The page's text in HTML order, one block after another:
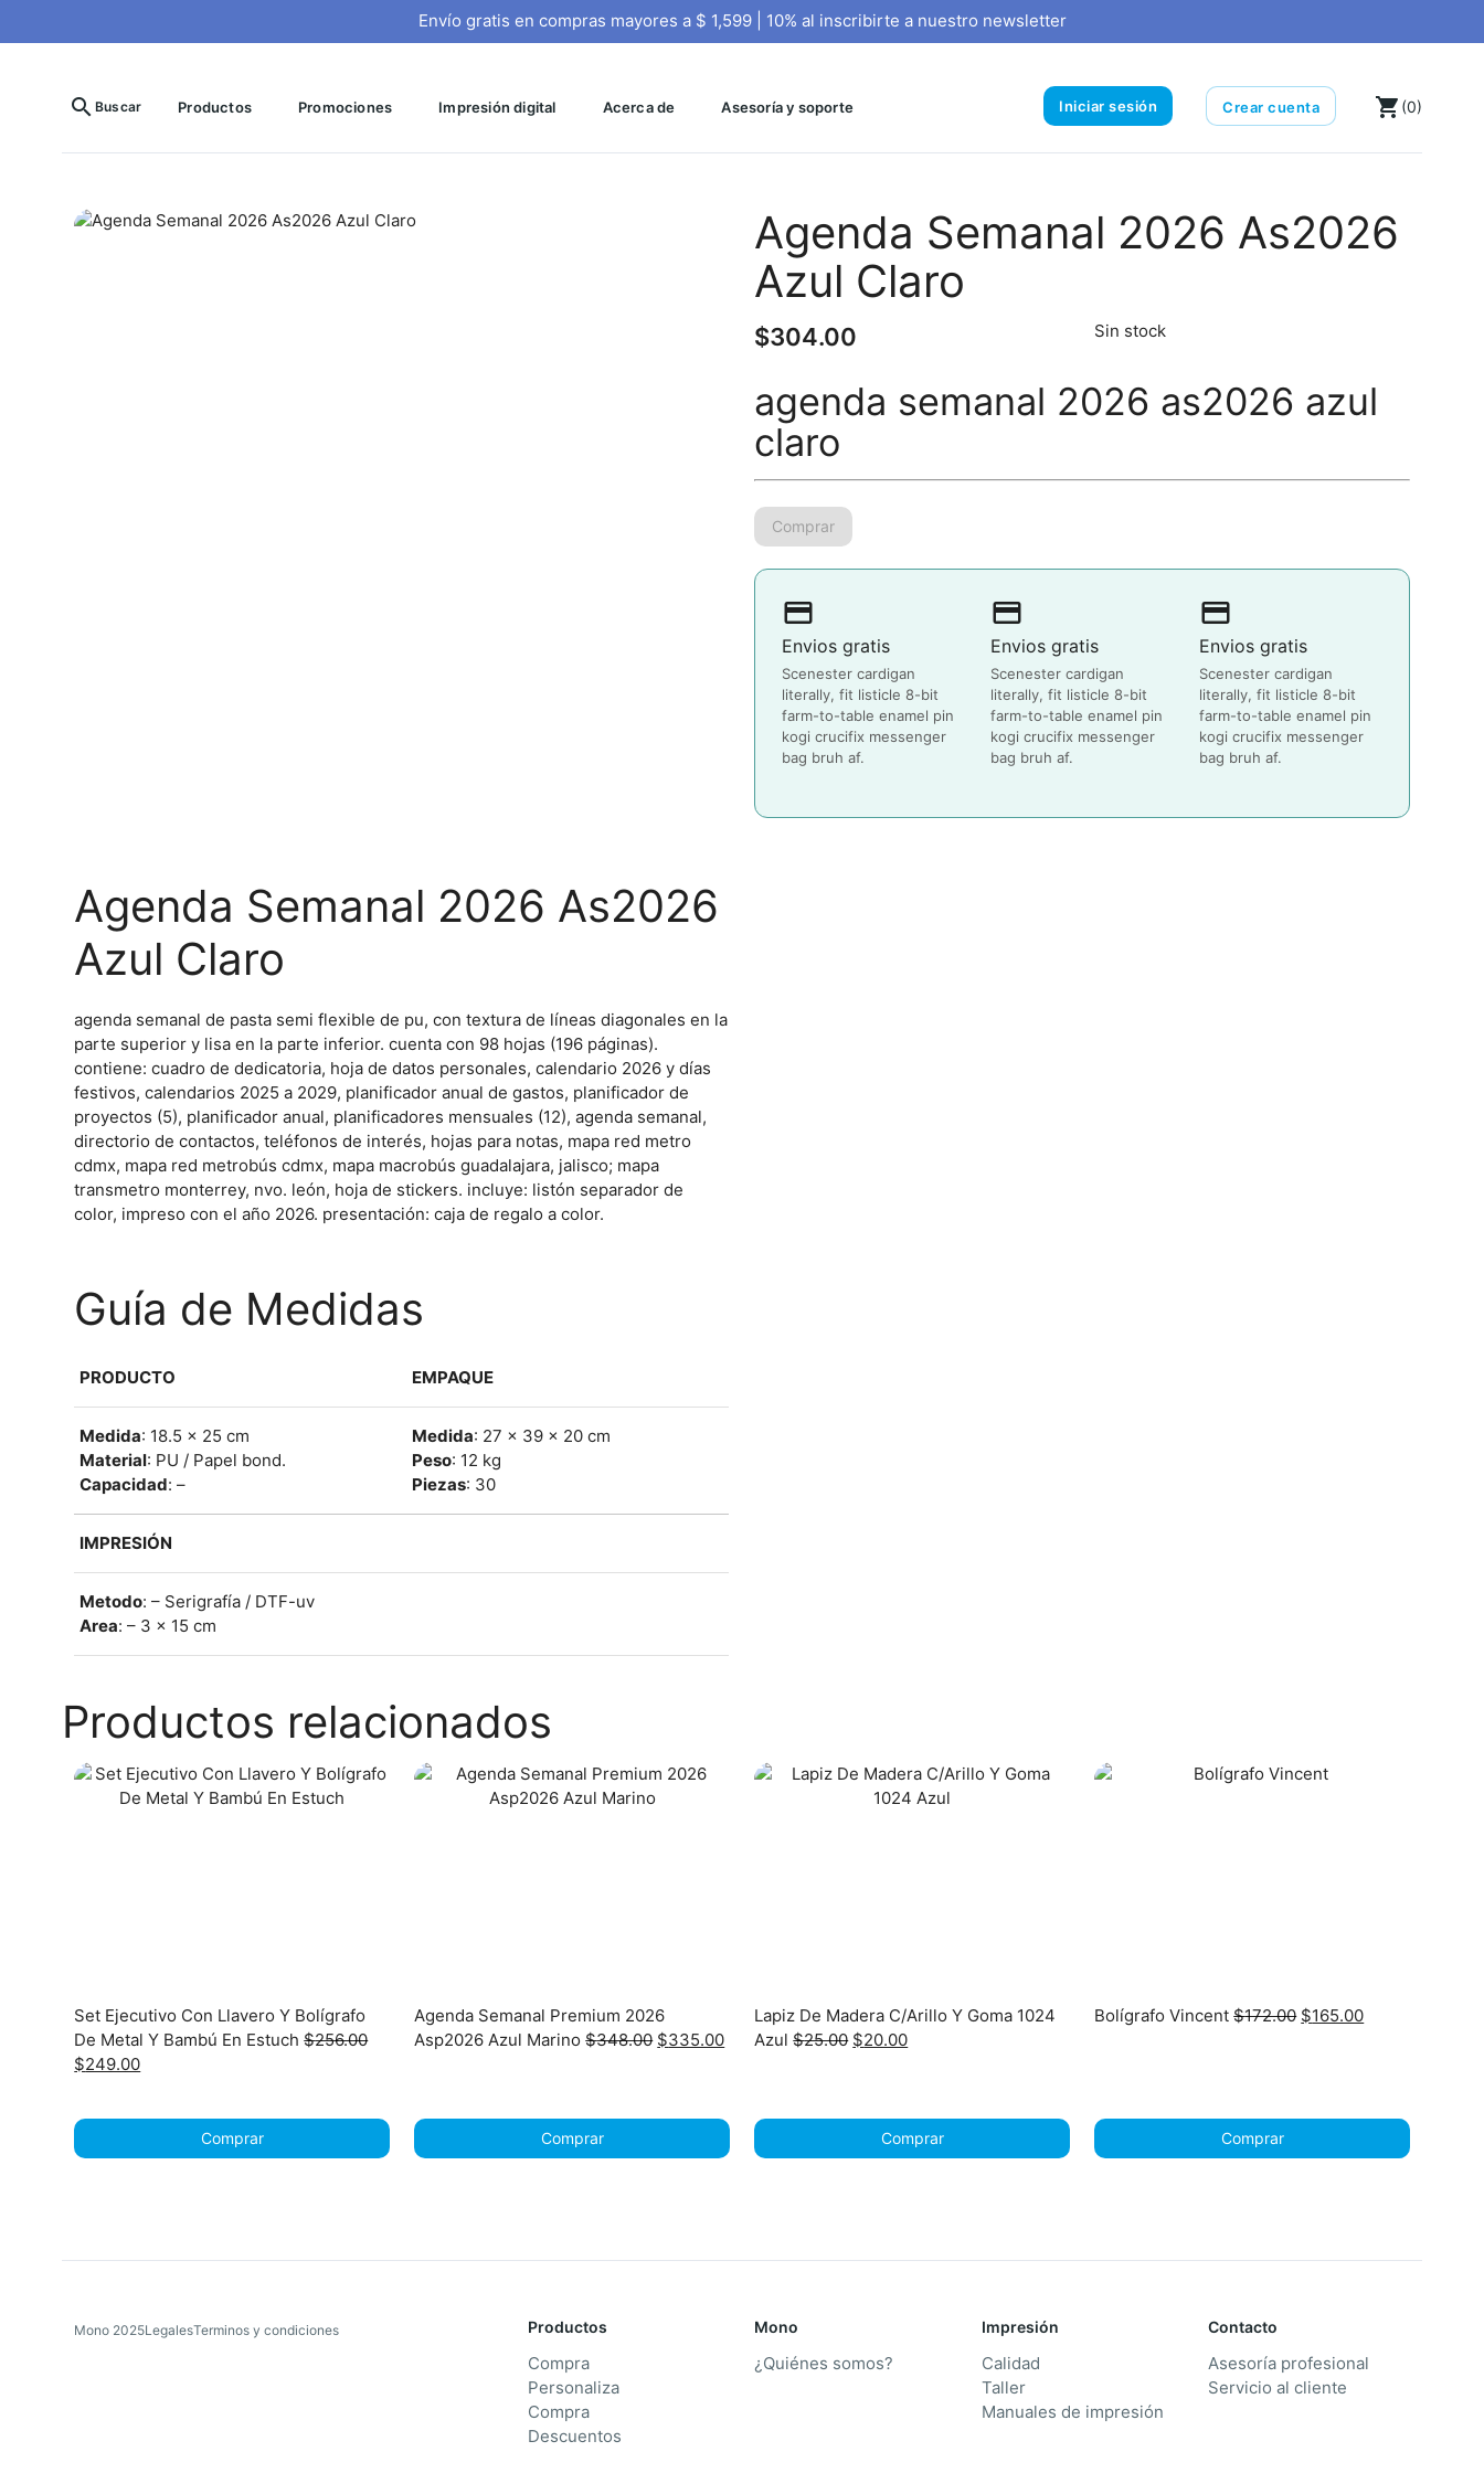
Envío gratis en compras mayores a $ 1,599 | 10% al inscribirte a nuestro newsletter
search Buscar Productos Promociones Impresión digital Acerca de Asesoría y soporte Iniciar sesión Crear cuenta local_grocery_store (0)
Agenda Semanal 2026 As2026
Azul Claro
$304.00 Sin stock
agenda semanal 2026 as2026 azul
claro
payment
Envios gratis
Scenester cardigan
literally, fit listicle 8-bit
farm-to-table enamel pin
kogi crucifix messenger
bag bruh af.
payment
Envios gratis
Scenester cardigan
literally, fit listicle 8-bit
farm-to-table enamel pin
kogi crucifix messenger
bag bruh af.
payment
Envios gratis
Scenester cardigan
literally, fit listicle 8-bit
farm-to-table enamel pin
kogi crucifix messenger
bag bruh af.
Agenda Semanal 2026 As2026
Azul Claro
agenda semanal de pasta semi flexible de pu, con textura de líneas diagonales en la
parte superior y lisa en la parte inferior. cuenta con 98 hojas (196 páginas).
contiene: cuadro de dedicatoria, hoja de datos personales, calendario 2026 y días
festivos, calendarios 2025 a 2029, planificador anual de gastos, planificador de
proyectos (5), planificador anual, planificadores mensuales (12), agenda semanal,
directorio de contactos, teléfonos de interés, hojas para notas, mapa red metro
cdmx, mapa red metrobús cdmx, mapa macrobús guadalajara, jalisco; mapa
transmetro monterrey, nvo. león, hoja de stickers. incluye: listón separador de
color, impreso con el año 2026. presentación: caja de regalo a color.
Guía de Medidas
PRODUCTO EMPAQUE
Medida: 18.5 x 25 cm
Material: PU / Papel bond.
Capacidad: –
Medida: 27 x 39 x 20 cm
Peso: 12 kg
Piezas: 30
IMPRESIÓN
Metodo: – Serigrafía / DTF-uv
Area: – 3 x 15 cm
Productos relacionados
Set Ejecutivo Con Llavero Y Bolígrafo
De Metal Y Bambú En Estuch$256.00
Original
$256.00.
$249.00Current
$249.00.Comprar
Agenda Semanal Premium 2026
Asp2026 Azul Marino$348.00 Original
$335.00Current
Comprar
Lapiz De Madera C/Arillo Y Goma 1024
Azul$25.00 Original
$20.00Current
Comprar
Bolígrafo Vincent$172.00 Original
$165.00Current
Comprar
Mono 2025LegalesTerminos y condiciones Productos
Compra
Personaliza
Compra
Descuentos
Mono
¿Quiénes somos?
Impresión
Calidad
Taller
Manuales de impresión
Contacto
Asesoría profesional
Servicio al cliente